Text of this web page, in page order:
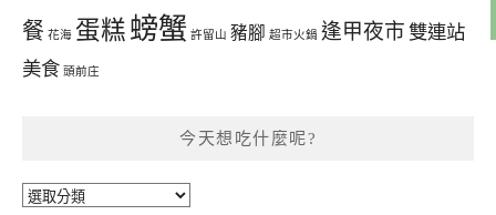
餐 花海 蛋糕 螃蟹 許留山 豬腳 超市火鍋 逢甲夜市 雙連站
美食 頭前庄
今天想吃什麼呢?
今